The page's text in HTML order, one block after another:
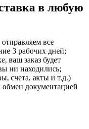
в любую
все
3 рабочих дней;
ваш заказ будет
ни находились;
счета, акты и т.д.)
обмен документацией